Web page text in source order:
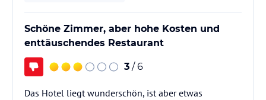
Schöne Zimmer, aber hohe Kosten und
enttäuschendes Restaurant
3 / 6
Das Hotel liegt wunderschön, ist aber etwas